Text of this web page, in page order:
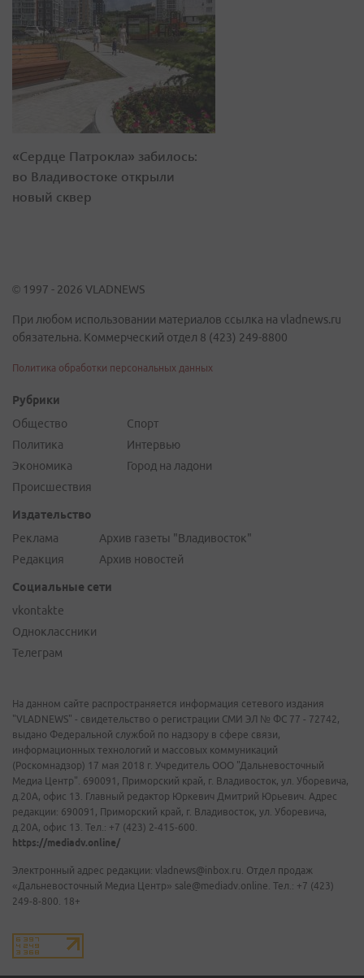
«Сердце Патрокла» забилось:
во Владивостоке открыли
новый сквер
© 1997 - 2026 VLADNEWS
При любом использовании материалов ссылка на vladnews.ru
обязательна. Коммерческий отдел 8 (423) 249-8800
Политика обработки персональных данных
Рубрики
Общество
Политика
Экономика
Происшествия
Спорт
Интервью
Город на ладони
Издательство
Реклама
Редакция
Архив газеты "Владивосток"
Архив новостей
Социальные сети
vkontakte
Одноклассники
Телеграм
На данном сайте распространяется информация сетевого издания
"VLADNEWS" - свидетельство о регистрации СМИ ЭЛ № ФС 77 - 72742,
выдано Федеральной службой по надзору в сфере связи,
информационных технологий и массовых коммуникаций
(Роскомнадзор) 17 мая 2018 г. Учредитель ООО "Дальневосточный
Медиа Центр". 690091, Приморский край, г. Владивосток, ул. Уборевича,
д.20А, офис 13. Главный редактор Юркевич Дмитрий Юрьевич. Адрес
редакции: 690091, Приморский край, г. Владивосток, ул. Уборевича,
д.20А, офис 13. Тел.: +7 (423) 2-415-600.
https://mediadv.online/
Электронный адрес редакции: vladnews@inbox.ru. Отдел продаж
«Дальневосточный Медиа Центр» sale@mediadv.online. Тел.: +7 (423)
249-8-800. 18+